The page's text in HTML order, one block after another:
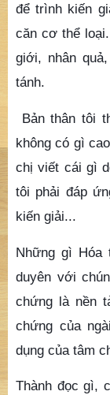
để trình kiến
căn cơ thể
giới, nhân
tánh.
Bản thân tôi
không có gì
chị viết cái gì
tôi phải đáp
kiến giải...
Những gì
duyên với
chứng là nền
chứng của
dụng của tâm
Thành đọc gì,